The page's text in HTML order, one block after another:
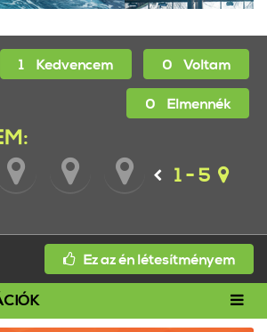
1 Kedvencem 0 Voltam
0 Elmennék
1 - 5
Ez az én létesítményem